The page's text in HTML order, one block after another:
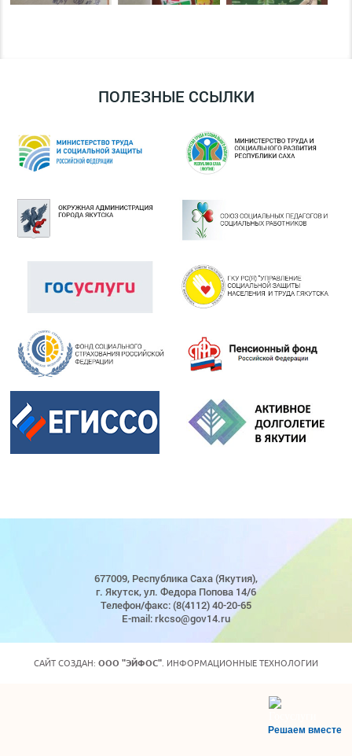
ПОЛЕЗНЫЕ ССЫЛКИ
677009, Республика Саха (Якутия),
г. Якутск, ул. Федора Попова 14/6
Телефон/факс: (8(4112) 40-20-65
E-mail: rkcso@gov14.ru
САЙТ СОЗДАН: ООО "ЭЙФОС" . ИНФОРМАЦИОННЫЕ ТЕХНОЛОГИИ
Решаем вместе